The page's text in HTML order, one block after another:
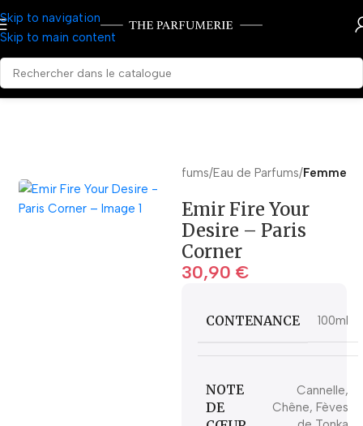
Skip to navigation
Skip to main content
Parfums Eau de Parfums Femme
Emir Fire Your
Desire – Paris
Corner
30,90 €
CONTENANCE 100ml
NOTE
DE
Cannelle,
Chêne, Fèves